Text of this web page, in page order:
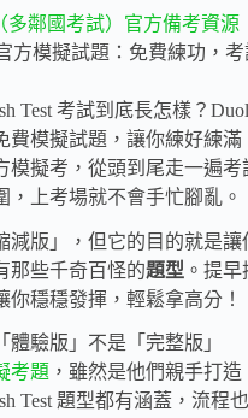
多鄰國考試）官方備考資源
方模擬試題：免費練功，
Test 考試到底長怎樣？
費模擬試題，讓你練好練滿
模擬考，從頭到尾走一遍考
，上考場就不會手忙腳亂。
減版」，但它的目的就是讓
那些千奇百怪的題型 。提
你穩穩發揮，輕鬆拿高分！
驗版」不是「完整版」
考題 ，雖然是他們親手打造
Test 題型都有涵蓋，流程